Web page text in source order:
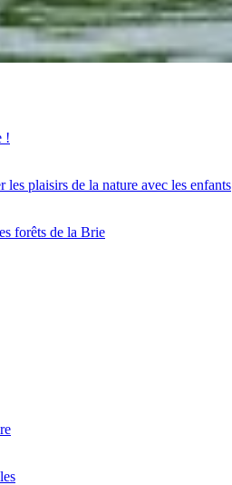
!
plaisirs de la nature avec les enfants
forêts de la Brie